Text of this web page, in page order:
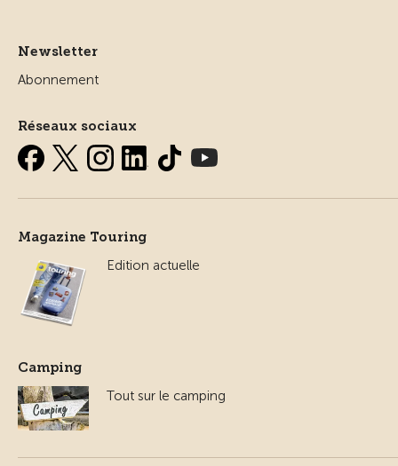
Newsletter
Abonnement
Réseaux sociaux
Magazine Touring
Edition actuelle
Camping
Tout sur le camping